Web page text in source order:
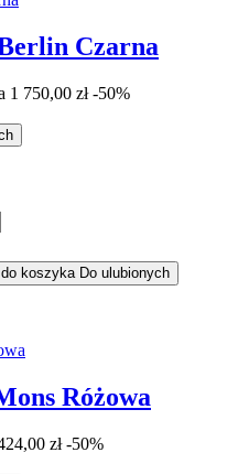
Czarna
1 750,00 zł -50%
Do ulubionych
Różowa
zł -50%